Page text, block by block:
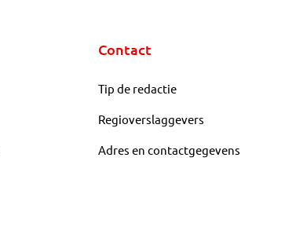
Contact
Tip de redactie
Regioverslaggevers
Adres en contactgegevens